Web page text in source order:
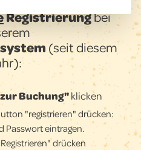
Registrierungbei
(seit diesem
Buchung"klicken
"registrieren" drücken:
Passwort eintragen.
drücken